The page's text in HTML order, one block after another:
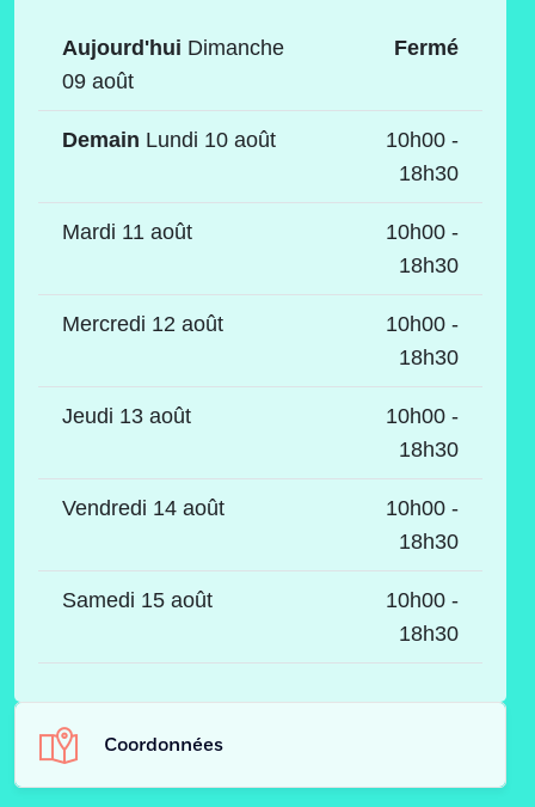
Aujourd'hui Dimanche
09 août
Fermé
Demain Lundi 10 août
10h00 -
18h30
Mardi 11 août
10h00 -
18h30
Mercredi 12 août
10h00 -
18h30
Jeudi 13 août
10h00 -
18h30
Vendredi 14 août
10h00 -
18h30
Samedi 15 août
10h00 -
18h30
Coordonnées